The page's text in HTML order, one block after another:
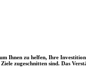
Ihnen zu helfen, Ihre
zugeschnitten sind. Das